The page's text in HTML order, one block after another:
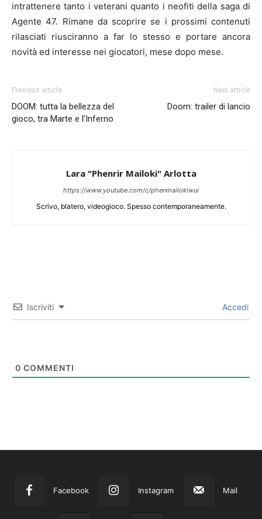
intrattenere tanto i veterani quanto i neofiti della saga di
Agente 47. Rimane da scoprire se i prossimi contenuti
rilasciati riusciranno a far lo stesso e portare ancora
novità ed interesse nei giocatori, mese dopo mese.
Previous article
DOOM: tutta la bellezza del
gioco, tra Marte e l’Inferno
Next article
Doom: trailer di lancio
Lara "Phenrir Mailoki" Arlotta
https://www.youtube.com/c/phenmailokiwui
Scrivo, blatero, videogioco. Spesso contemporaneamente.
Iscriviti Accedi
0 COMMENTI
Facebook Instagram Mail